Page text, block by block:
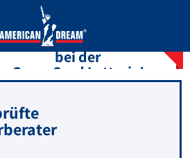
Erhöhte Chancen
bei der
GreenCard Lotterie!
JETZT TEILNEHMEN